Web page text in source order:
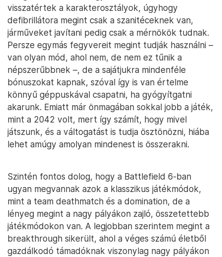
visszatértek a karakterosztályok, úgyhogy
defibrillátora megint csak a szanitéceknek van,
járműveket javítani pedig csak a mérnökök tudnak.
Persze egymás fegyvereit megint tudják használni –
van olyan mód, ahol nem, de nem ez tűnik a
népszerűbbnek –, de a sajátjukra mindenféle
bónuszokat kapnak, szóval így is van értelme
könnyű géppuskával csapatni, ha gyógyítgatni
akarunk. Emiatt már önmagában sokkal jobb a játék,
mint a 2042 volt, mert így számít, hogy mivel
játszunk, és a váltogatást is tudja ösztönözni, hiába
lehet amúgy amolyan mindenest is összerakni.
Szintén fontos dolog, hogy a Battlefield 6-ban
ugyan megvannak azok a klasszikus játékmódok,
mint a team deathmatch és a domination, de a
lényeg megint a nagy pályákon zajló, összetettebb
játékmódokon van. A legjobban szerintem megint a
breakthrough sikerült, ahol a véges számú életből
gazdálkodó támadóknak viszonylag nagy pályákon